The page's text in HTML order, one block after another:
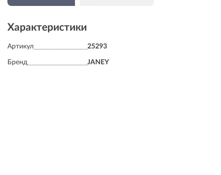
Характеристики
Артикул 25293
Бренд JANEY